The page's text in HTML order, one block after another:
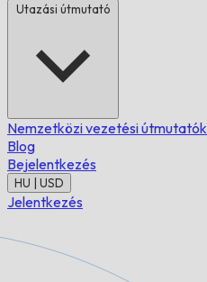
Utazási útmutató
Nemzetközi vezetési útmutatók
Blog
Bejelentkezés
HU | USD
Jelentkezés